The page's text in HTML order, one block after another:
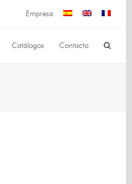
Empresa
Catálogos Contacto